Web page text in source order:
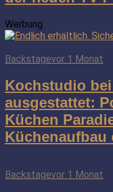
Werbung
Backstagevor 1 Monat
Kochstudio
ausgestattet:
Küchen
Küchenaufbau
Backstagevor 1 Monat